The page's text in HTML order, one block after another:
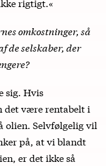
omkostninger, så
de selskaber, der
sig. Hvis
det være rentabelt i
olien. Selvfølgelig vil
på, at vi blandt
er det ikke så